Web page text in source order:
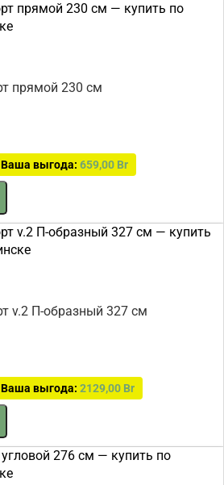
прямой 230 см
Ваша выгода: 659,00 Br
v.2 П-образный 327 см
Ваша выгода: 2129,00 Br